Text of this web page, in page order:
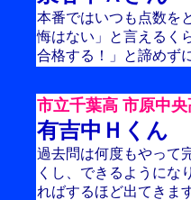
本番ではいつも点数を
悔はない」と言えるく
合格する！」と諦めず
市立千葉高 市原中
有吉中Ｈくん
過去問は何度もやって
くし、できるようにな
ればするほど出てきま